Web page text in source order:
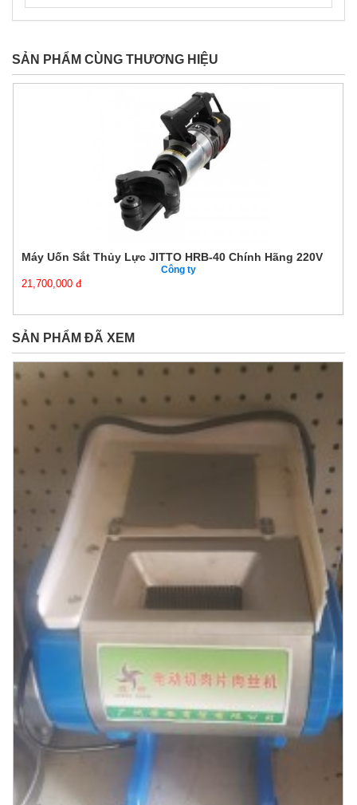
SẢN PHẨM CÙNG THƯƠNG HIỆU
Máy Uốn Sắt Thủy Lực JITTO HRB-40 Chính Hãng 220V
Công ty
21,700,000 đ
SẢN PHẨM ĐÃ XEM